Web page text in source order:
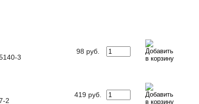
3
98 руб.
2
419 руб.